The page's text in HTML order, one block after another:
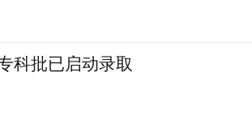
科批已启动录取